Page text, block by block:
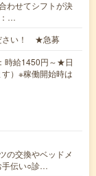
わせてシフトが決
…
さい！ ★急募
時給1450円～★日
）※稼働開始時は
の交換やベッドメ
手伝い○診…